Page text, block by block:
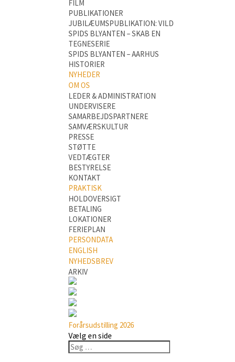
FILM
PUBLIKATIONER
JUBILÆUMSPUBLIKATION: VILD
SPIDS BLYANTEN – SKAB EN
TEGNESERIE
SPIDS BLYANTEN – AARHUS
HISTORIER
NYHEDER
OM OS
LEDER & ADMINISTRATION
UNDERVISERE
SAMARBEJDSPARTNERE
SAMVÆRSKULTUR
PRESSE
STØTTE
VEDTÆGTER
BESTYRELSE
KONTAKT
PRAKTISK
HOLDOVERSIGT
BETALING
LOKATIONER
FERIEPLAN
PERSONDATA
ENGLISH
NYHEDSBREV
ARKIV
Forårsudstilling 2026
Vælg en side